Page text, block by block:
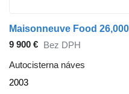
Maisonneuve Food
9 900 € Bez DPH
Autocisterna náves
2003